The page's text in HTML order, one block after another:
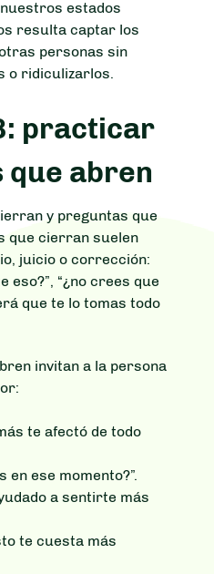
estados
resulta captar los
personas sin
o ridiculizarlos.
practicar
abren
y preguntas que
que cierran suelen
juicio o corrección:
eso?”, “¿no crees que
que te lo tomas todo
invitan a la persona
te afectó de todo
en ese momento?”.
a sentirte más
te cuesta más